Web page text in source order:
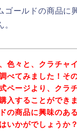
ゴールドの商品に
色々と、クラチャ
べてみました！そ
ページより、クラ
入することができ
の商品に興味のあ
いかがでしょうか？